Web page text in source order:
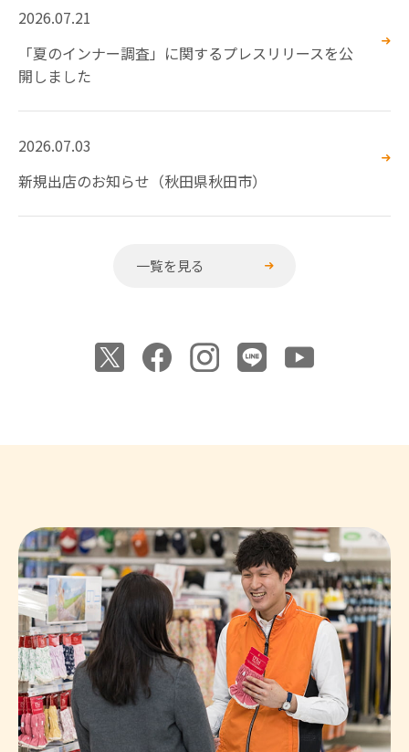
2026.07.21
「夏のインナー調査」に関するプレスリリースを公
開しました
2026.07.03
新規出店のお知らせ（秋田県秋田市）
一覧を見る